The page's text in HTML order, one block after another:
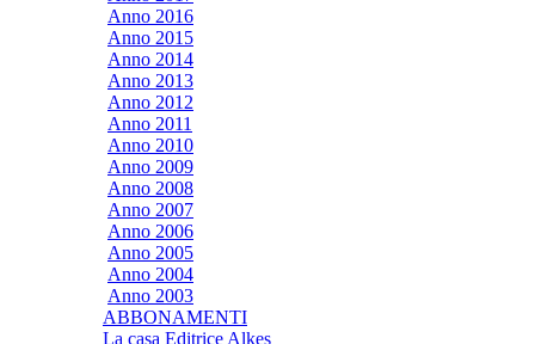
Anno 2016
Anno 2015
Anno 2014
Anno 2013
Anno 2012
Anno 2011
Anno 2010
Anno 2009
Anno 2008
Anno 2007
Anno 2006
Anno 2005
Anno 2004
Anno 2003
ABBONAMENTI
La casa Editrice Alkes